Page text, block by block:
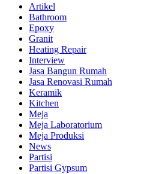
Artikel
Bathroom
Epoxy
Granit
Heating Repair
Interview
Jasa Bangun Rumah
Jasa Renovasi Rumah
Keramik
Kitchen
Meja
Meja Laboratorium
Meja Produksi
News
Partisi
Partisi Gypsum